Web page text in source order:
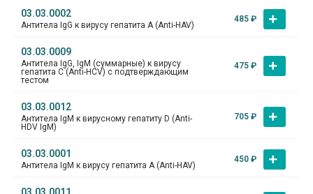
03.03.0002
Антитела IgG к вирусу гепатита А (Anti-HAV)
485 ₽
03.03.0009
Антитела IgG, IgM (суммарные) к вирусу
гепатита С (Anti-HCV) с подтверждающим
тестом
475 ₽
03.03.0012
Антитела IgM к вирусному гепатиту D (Anti-
HDV IgM)
705 ₽
03.03.0001
Антитела IgM к вирусу гепатита А (Anti-HAV)
450 ₽